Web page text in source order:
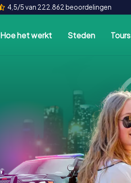
4,5/5 van 222.862 beoordelingen
Hoe het werkt Steden Tours